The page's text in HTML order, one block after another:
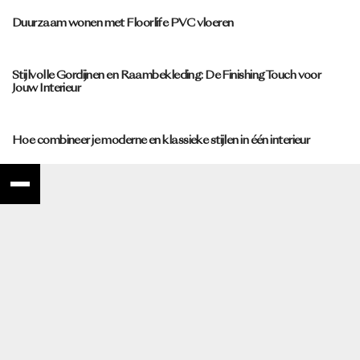
Duurzaam wonen met Floorlife PVC vloeren
Stijlvolle Gordijnen en Raambekleding: De Finishing Touch voor
Jouw Interieur
Hoe combineer je moderne en klassieke stijlen in één interieur